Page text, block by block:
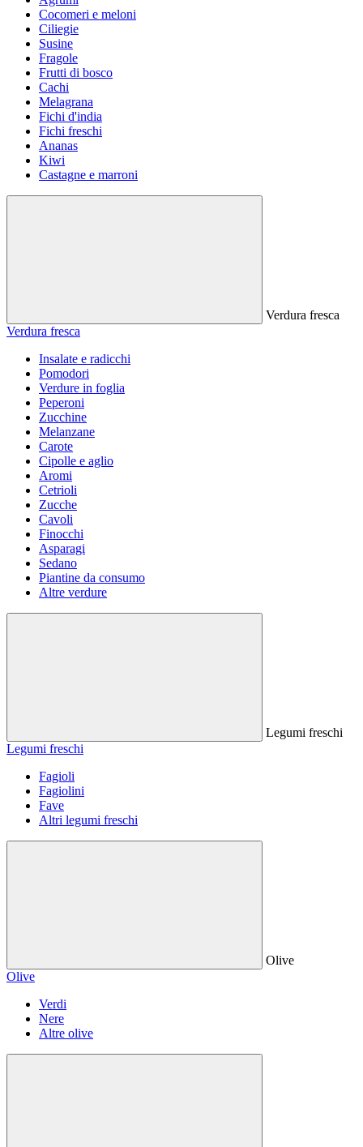
Cocomeri e meloni
Ciliegie
Susine
Fragole
Frutti di bosco
Cachi
Melagrana
Fichi d'india
Fichi freschi
Ananas
Kiwi
Castagne e marroni
Verdura fresca
Verdura fresca
Insalate e radicchi
Pomodori
Verdure in foglia
Peperoni
Zucchine
Melanzane
Carote
Cipolle e aglio
Aromi
Cetrioli
Zucche
Cavoli
Finocchi
Asparagi
Sedano
Piantine da consumo
Altre verdure
Legumi freschi
Legumi freschi
Fagioli
Fagiolini
Fave
Altri legumi freschi
Olive
Olive
Verdi
Nere
Altre olive